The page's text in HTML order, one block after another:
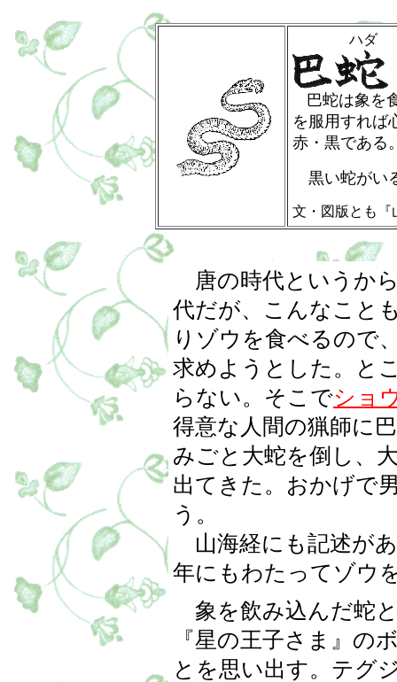
ハダ
巴蛇は象を
を服用すれば
赤・黒であ
黒い蛇がい
文・図版とも『
唐の時代というか
代だが、こんなこと
りゾウを食べるので
求めようとした。と
らない。そこでショ
得意な人間の猟師に
みごと大蛇を倒し、
出てきた。おかげで
う。
山海経にも記述が
年にもわたってゾウ
象を飲み込んだ蛇
『星の王子さま』の
とを思い出す。テグ